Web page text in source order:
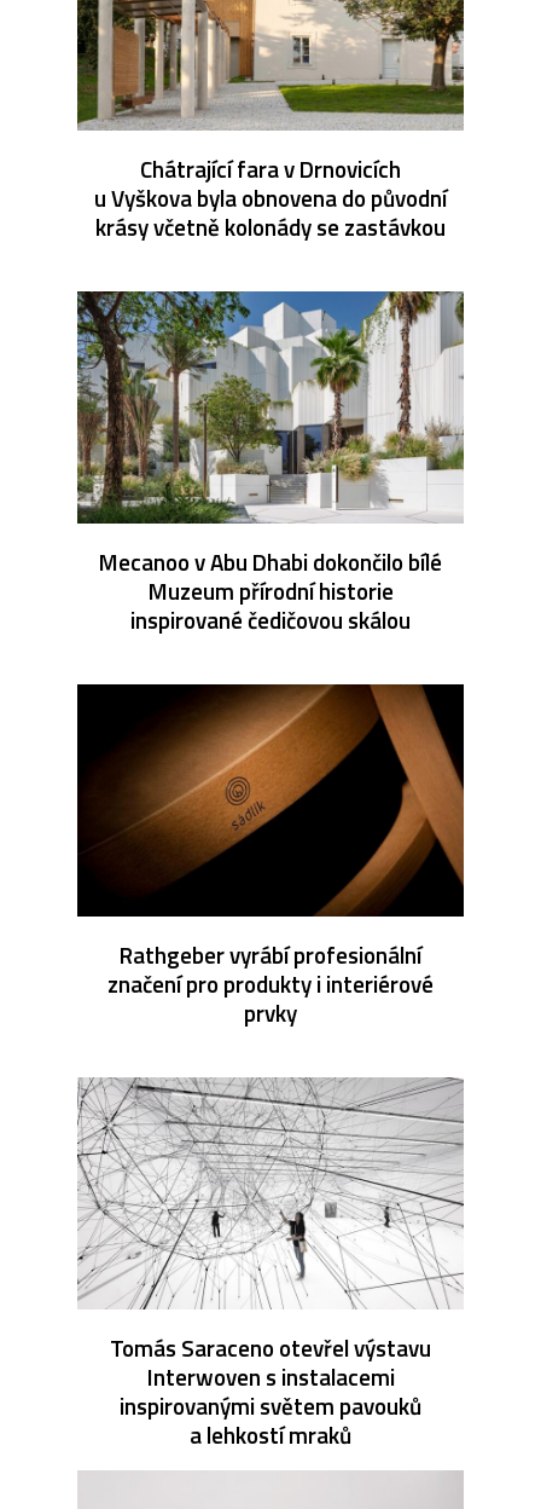
Chátrající fara v Drnovicích
u Vyškova byla obnovena do původní
krásy včetně kolonády se zastávkou
Mecanoo v Abu Dhabi dokončilo bílé
Muzeum přírodní historie
inspirované čedičovou skálou
Rathgeber vyrábí profesionální
značení pro produkty i interiérové
prvky
Tomás Saraceno otevřel výstavu
Interwoven s instalacemi
inspirovanými světem pavouků
a lehkostí mraků